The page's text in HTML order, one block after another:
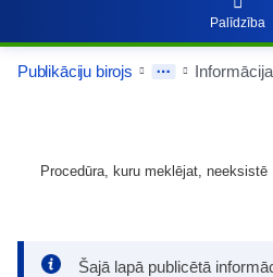
Palīdzība
Publikāciju birojs
Procedūra, kuru meklējat, neeksistē
Šajā lapā publicētā